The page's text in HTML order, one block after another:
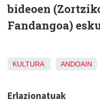
bideoen
Fandangoa)
KULTURA ANDOAIN
Erlazionatuak